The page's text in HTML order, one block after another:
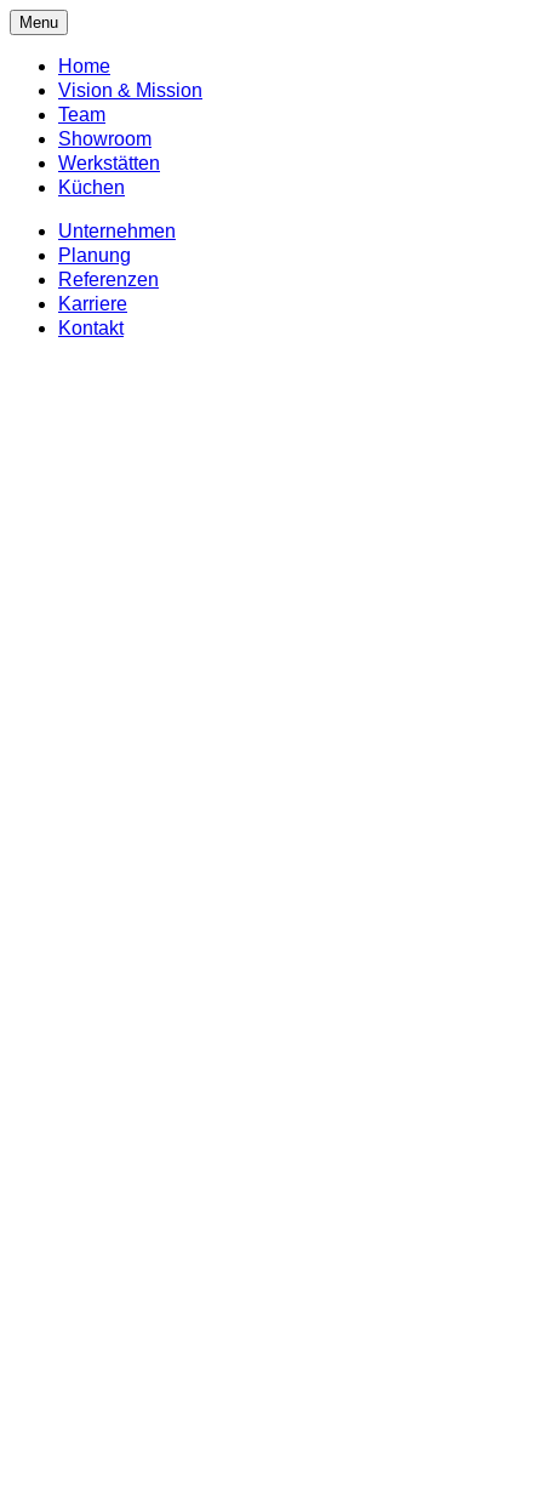
Menu
Home
Vision & Mission
Team
Showroom
Werkstätten
Küchen
Unternehmen
Planung
Referenzen
Karriere
Kontakt